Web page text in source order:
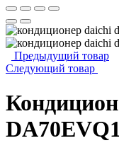
Предыдущий товар
Следующий товар